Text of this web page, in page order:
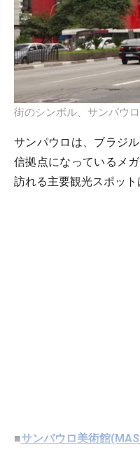
街のシンボル、サンパウ
サンパウロは、ブラジ
信拠点になっているメ
訪れる主要観光スポット
■サンパウロ美術館